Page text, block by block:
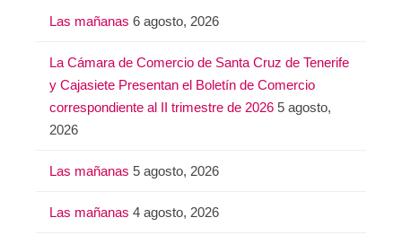
Las mañanas 6 agosto, 2026
La Cámara de Comercio de Santa Cruz de Tenerife
y Cajasiete Presentan el Boletín de Comercio
correspondiente al II trimestre de 2026 5 agosto,
2026
Las mañanas 5 agosto, 2026
Las mañanas 4 agosto, 2026